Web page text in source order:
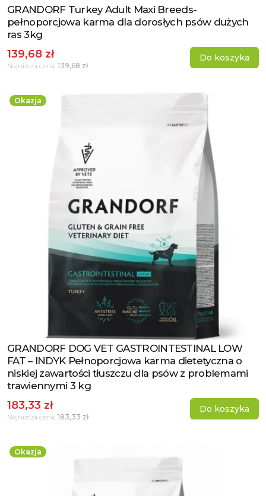
Zobacz produkt
GRANDORF Turkey Adult Maxi Breeds-
pełnoporcjowa karma dla dorosłych psów dużych
ras 3kg
139,68 zł
Najniższa cena: 139,68 zł
Do koszyka
Okazja
Zobacz produkt
GRANDORF DOG VET GASTROINTESTINAL LOW
FAT – INDYK Pełnoporcjowa karma dietetyczna o
niskiej zawartości tłuszczu dla psów z problemami
trawiennymi 3 kg
183,33 zł
Najniższa cena: 183,33 zł
Do koszyka
Okazja